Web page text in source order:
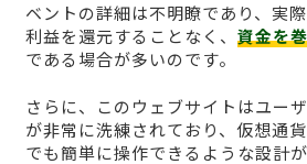
ベントの詳細は不明瞭であり、実
利益を還元することなく、 資金を
である場合が多いのです。
さらに、このウェブサイトはユー
が非常に洗練されており、仮想通
でも簡単に操作できるような設計